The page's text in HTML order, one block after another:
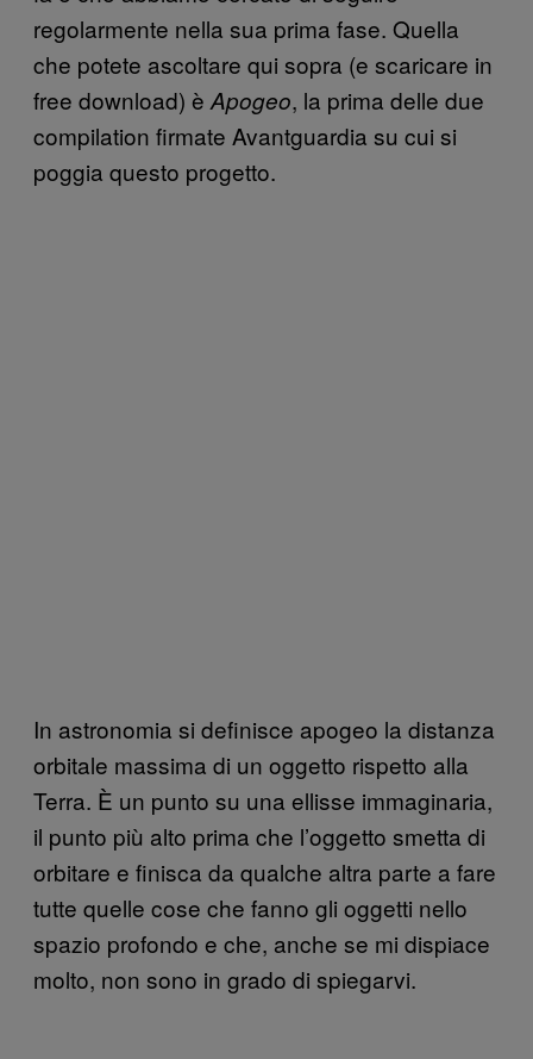
regolarmente nella sua prima fase. Quella
che potete ascoltare qui sopra (e scaricare in
free download) è Apogeo, la prima delle due
compilation firmate Avantguardia su cui si
poggia questo progetto.
In astronomia si definisce apogeo la distanza
orbitale massima di un oggetto rispetto alla
Terra. È un punto su una ellisse immaginaria,
il punto più alto prima che l’oggetto smetta di
orbitare e finisca da qualche altra parte a fare
tutte quelle cose che fanno gli oggetti nello
spazio profondo e che, anche se mi dispiace
molto, non sono in grado di spiegarvi.